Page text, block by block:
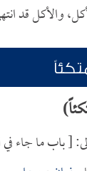
والأكل قد
[ باب ما جاء